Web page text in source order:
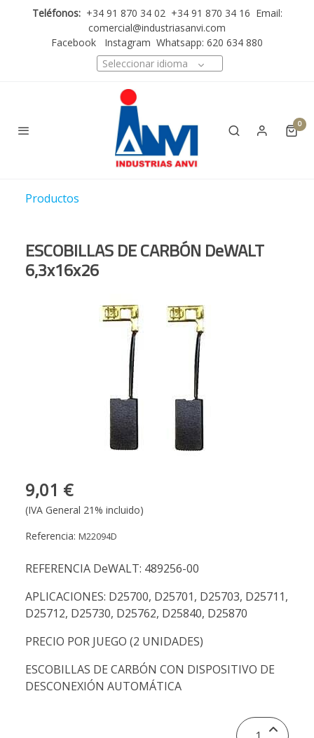
Teléfonos: +34 91 870 34 02 +34 91 870 34 16 Email:
comercial@industriasanvi.com
Facebook
Instagram Whatsapp: 620 634 880
Seleccionar idioma
0
Productos
ESCOBILLAS DE CARBÓN DeWALT
6,3x16x26
9,01 €
(IVA General 21% incluido)
Referencia: M22094D
REFERENCIA DeWALT: 489256-00
APLICACIONES: D25700, D25701, D25703, D25711,
D25712, D25730, D25762, D25840, D25870
PRECIO POR JUEGO (2 UNIDADES)
ESCOBILLAS DE CARBÓN CON DISPOSITIVO DE
DESCONEXIÓN AUTOMÁTICA